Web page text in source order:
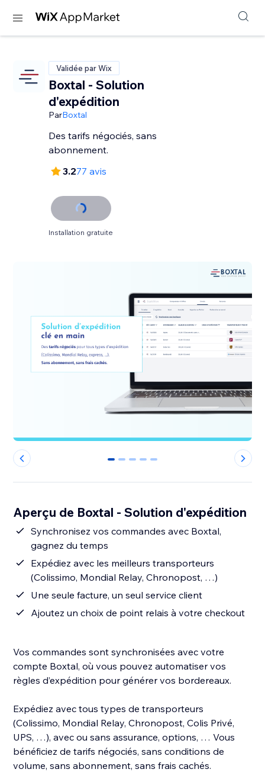
Validée par Wix
Boxtal - Solution
d'expédition
ParBoxtal
Des tarifs négociés, sans
abonnement.
3.277 avis
Installation gratuite
0 1 2 3 4
Aperçu de Boxtal - Solution d'expédition
Synchronisez vos commandes avec Boxtal,
gagnez du temps
Expédiez avec les meilleurs transporteurs
(Colissimo, Mondial Relay, Chronopost, …)
Une seule facture, un seul service client
Ajoutez un choix de point relais à votre checkout
Vos commandes sont synchronisées avec votre
compte Boxtal, où vous pouvez automatiser vos
règles d’expédition pour générer vos bordereaux.
Expédiez avec tous types de transporteurs
(Colissimo, Mondial Relay, Chronopost, Colis Privé,
UPS, …), avec ou sans assurance, options, … Vous
bénéficiez de tarifs négociés, sans conditions de
volume, sans abonnement, sans frais cachés.